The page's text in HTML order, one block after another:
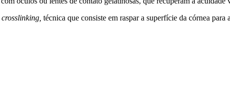
crosslinking, técnica que consiste em raspar a superfície da córnea